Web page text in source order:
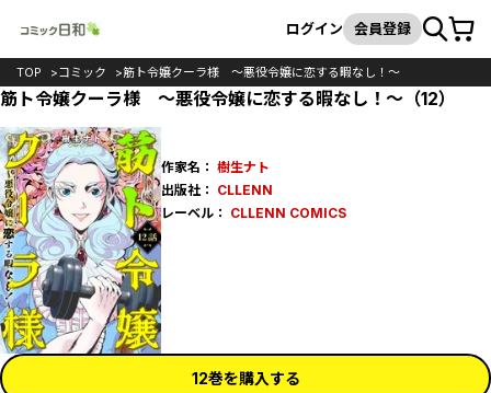
検索
ログイン 会員登録カート
TOP コミック 筋ト令嬢クーラ様 ～悪役令嬢に恋する暇なし！～
筋ト令嬢クーラ様 ～悪役令嬢に恋する暇なし！～（12）
作家名： 樹生ナト
出版社： CLLENN
レーベル： CLLENN COMICS
12巻を購入する